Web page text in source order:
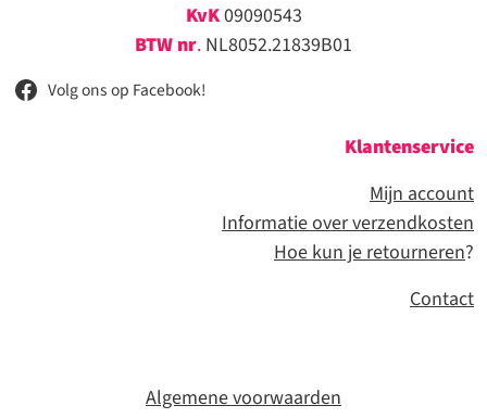
KvK09090543
BTW nr. NL8052.21839B01
Volg ons op Facebook!
Klantenservice
Mijn account
Informatie over verzendkosten
Hoe kun je retourneren?
Contact
Algemene voorwaarden